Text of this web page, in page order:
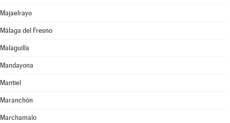
Majaelrayo
Málaga del Fresno
Malaguilla
Mandayona
Mantiel
Maranchón
Marchamalo